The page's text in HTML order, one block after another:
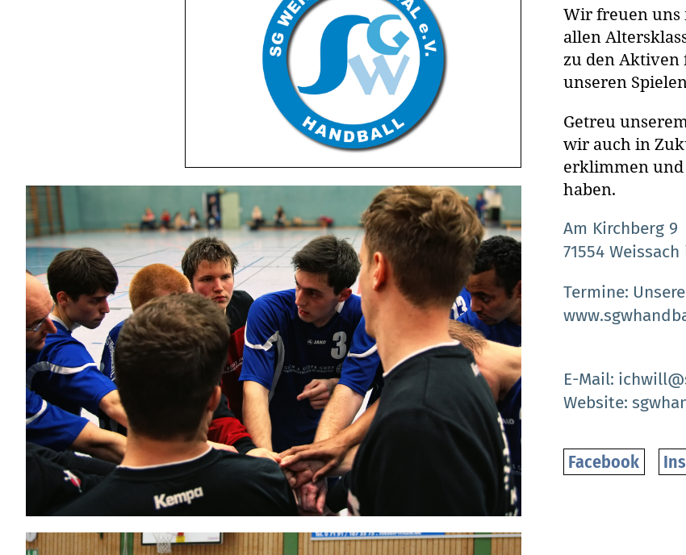
Wir freuen uns
allen
zu den Aktiven
unseren
Getreu
wir auch in
erklimmen und
haben.
Am Kirchberg 9
71554
Termine
E-Mail
Website
Facebook